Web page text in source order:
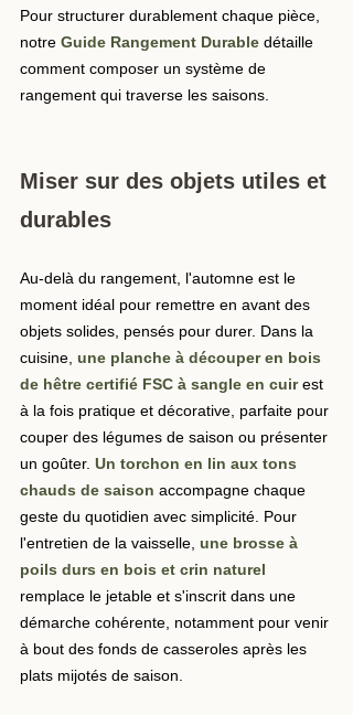
Pour structurer durablement chaque pièce,
notre Guide Rangement Durable détaille
comment composer un système de
rangement qui traverse les saisons.
Miser sur des objets utiles et
durables
Au-delà du rangement, l'automne est le
moment idéal pour remettre en avant des
objets solides, pensés pour durer. Dans la
cuisine, une planche à découper en bois
de hêtre certifié FSC à sangle en cuir est
à la fois pratique et décorative, parfaite pour
couper des légumes de saison ou présenter
un goûter. Un torchon en lin aux tons
chauds de saison accompagne chaque
geste du quotidien avec simplicité. Pour
l'entretien de la vaisselle, une brosse à
poils durs en bois et crin naturel
remplace le jetable et s'inscrit dans une
démarche cohérente, notamment pour venir
à bout des fonds de casseroles après les
plats mijotés de saison.